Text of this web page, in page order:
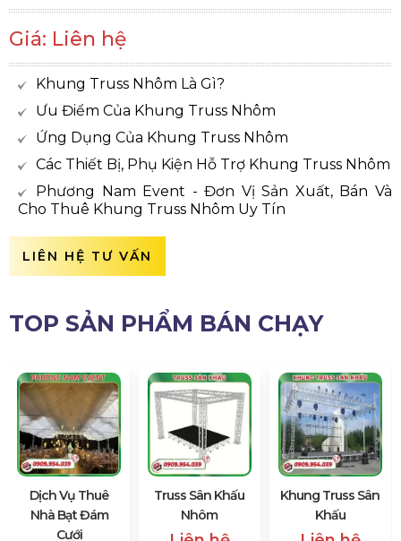
Giá: Liên hệ
Khung Truss Nhôm Là Gì?
Ưu Điểm Của Khung Truss Nhôm
Ứng Dụng Của Khung Truss Nhôm
Các Thiết Bị, Phụ Kiện Hỗ Trợ Khung Truss Nhôm
Phương Nam Event - Đơn Vị Sản Xuất, Bán Và
Cho Thuê Khung Truss Nhôm Uy Tín
LIÊN HỆ TƯ VẤN
TOP SẢN PHẨM BÁN CHẠY
Dịch Vụ Thuê
Nhà Bạt Đám
Cưới
Truss Sân Khấu
Nhôm
Khung Truss Sân
Khấu